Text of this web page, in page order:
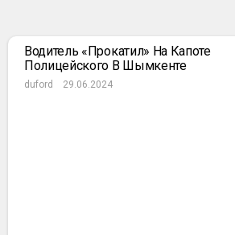
Водитель «прокатил» На Капоте
Полицейского В Шымкенте
duford 29.06.2024